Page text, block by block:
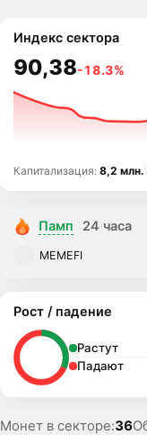
Индекс сектора
90,38-18.3%
Капитализация:8,2 млн.
Памп 24 часа
MEMEFI
Рост / падение
Растут
Падают
Монет в секторе:36